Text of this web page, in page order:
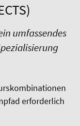
umfassendes
erforderlich